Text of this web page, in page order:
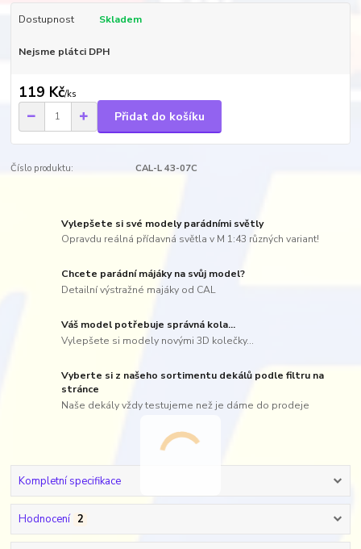
Dostupnost Skladem
Nejsme plátci DPH
119 Kč/ks
Přidat do košíku
Číslo produktu: CAL-L 43-07C
Vylepšete si své modely parádními světly
Opravdu reálná přídavná světla v M 1:43 různých variant!
Chcete parádní májáky na svůj model?
Detailní výstražné majáky od CAL
Váš model potřebuje správná kola...
Vylepšete si modely novými 3D kolečky...
Vyberte si z našeho sortimentu dekálů podle filtru na
stránce
Naše dekály vždy testujeme než je dáme do prodeje
Kompletní specifikace
Hodnocení 2